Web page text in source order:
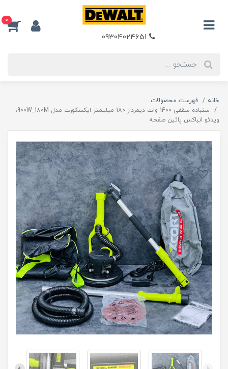
0
خانه
فهرست محصولات
سنباده سقفی 1400 وات دیمردار 180 میلیمتر ایکسکورت مدل 900W_180M،
ویدئو انباکس پائین صفحه